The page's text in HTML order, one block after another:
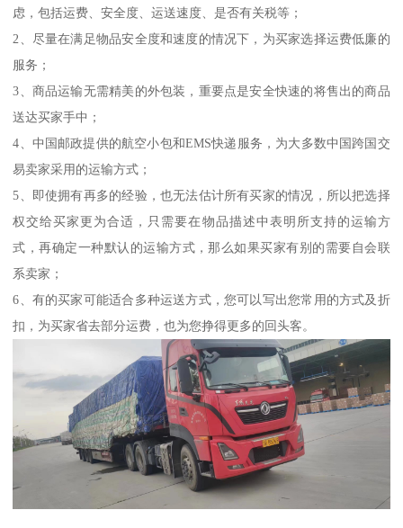
虑，包括运费、安全度、运送速度、是否有关税等；
2、尽量在满足物品安全度和速度的情况下，为买家选择运费低廉的
服务；
3、商品运输无需精美的外包装，重要点是安全快速的将售出的商品
送达买家手中；
4、中国邮政提供的航空小包和EMS快递服务，为大多数中国跨国交
易卖家采用的运输方式；
5、即使拥有再多的经验，也无法估计所有买家的情况，所以把选择
权交给买家更为合适，只需要在物品描述中表明所支持的运输方
式，再确定一种默认的运输方式，那么如果买家有别的需要自会联
系卖家；
6、有的买家可能适合多种运送方式，您可以写出您常用的方式及折
扣，为买家省去部分运费，也为您挣得更多的回头客。